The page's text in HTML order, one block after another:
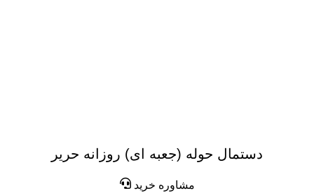
دستمال حوله (جعبه ای) روزانه حریر
مشاوره خرید